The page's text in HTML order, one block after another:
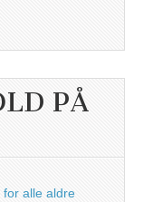
PÅ
alle aldre